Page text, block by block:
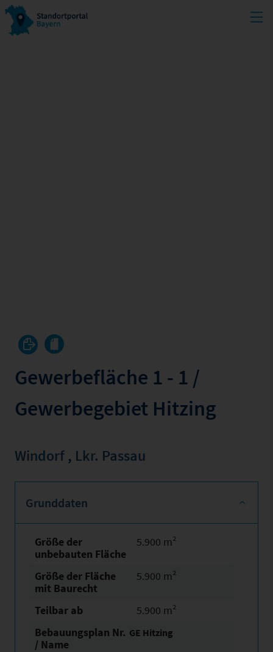
Gewerbefläche 1 - 1 /
Gewerbegebiet Hitzing
Windorf , Lkr. Passau
Grunddaten
Größe der
unbebauten Fläche
5.900 m²
Größe der Fläche
mit Baurecht
5.900 m²
Teilbar ab
5.900 m²
Bebauungsplan Nr.
/ Name
GE Hitzing